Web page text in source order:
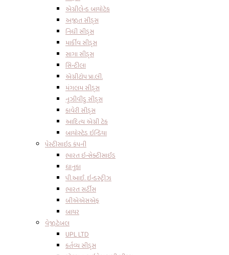
એગ્રીલેન્ડ બાયોટેક
અજીત સીડ્સ
નિધી સીડ્સ
માર્કીવ સીડ્સ
સાગા સીડ્સ
સિન્ટીલા
એગ્રીટોપ પ્રા.લી.
મંગલમ સીડ્સ
નુઝીવીડુ સીડ્સ
કાવેરી સીડ્સ
આદિત્ય એગ્રી ટેક
બાયોસ્ટેડ ઇન્ડિયા
પેસ્ટીસાઇડ કંપની
ભારત ઇન્સેક્ટીસાઈડ
ધાનુકા
પી.આઈ. ઇન્ડસ્ટ્રીઝ
ભારત સર્ટીસ
બીએએસએફ
બાયર
વેજીટેબલ
UPL LTD
કર્તવ્ય સીડ્સ